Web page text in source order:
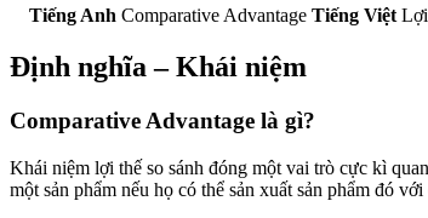
Tiếng Anh Comparative Advantage Tiếng Việt
Định nghĩa – Khái niệm
Comparative Advantage là gì?
Khái niệm lợi thế so sánh đóng một vai trò cực kì
một sản phẩm nếu họ có thể sản xuất sản phẩm đó